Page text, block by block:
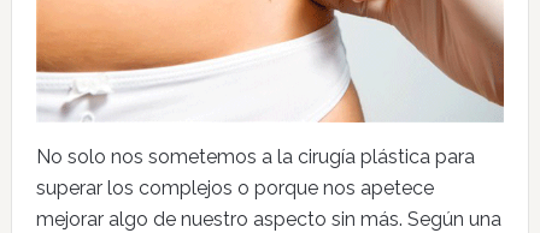
No solo nos sometemos a la cirugía plástica para
superar los complejos o porque nos apetece
mejorar algo de nuestro aspecto sin más. Según una